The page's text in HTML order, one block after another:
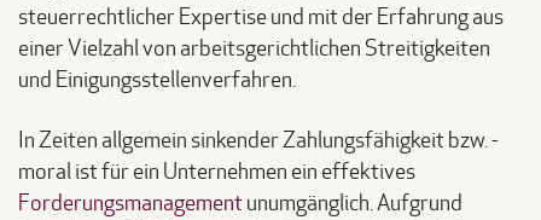
steuerrechtlicher Expertise und mit der Erfahrung aus
einer Vielzahl von arbeitsgerichtlichen Streitigkeiten
und Einigungsstellenverfahren.
In Zeiten allgemein sinkender Zahlungsfähigkeit bzw. -
moral ist für ein Unternehmen ein effektives
Forderungsmanagementunumgänglich. Aufgrund